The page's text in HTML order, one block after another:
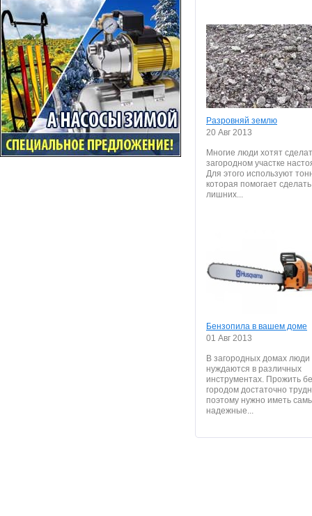
Разровняй землю
20 Авг 2013
Многие люди хотят
загородном участке
Для этого используют
которая помогает
лишних...
Бензопила в вашем доме
01 Авг 2013
В загородных домах люди
нуждаются в различных
инструментах. Прожить
городом достаточно
поэтому нужно иметь
надежные...